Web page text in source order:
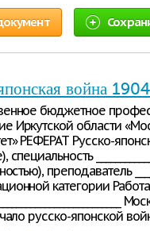
война
бюджетное
Иркутской области
РЕФЕРАТ Русско-
преподаватель
категории
русско-японской